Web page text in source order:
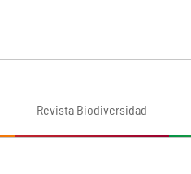
Revista Biodiversidad